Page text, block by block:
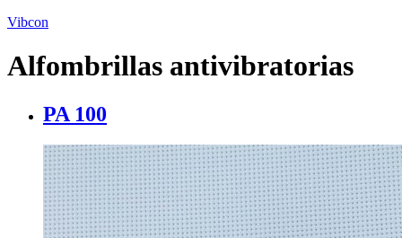
Vibcon
Alfombrillas antivibratorias
PA 100